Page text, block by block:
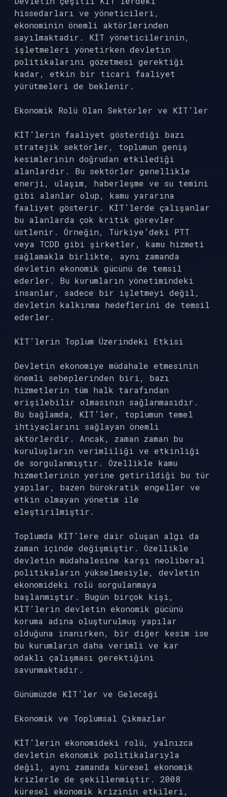
hissedarları ve yöneticileri,
ekonominin önemli aktörlerinden
sayılmaktadır. KİT yöneticilerinin,
işletmeleri yönetirken devletin
politikalarını gözetmesi gerektiği
kadar, etkin bir ticari faaliyet
yürütmeleri de beklenir.
Ekonomik Rolü Olan Sektörler ve KİT’ler
KİT’lerin faaliyet gösterdiği bazı
stratejik sektörler, toplumun geniş
kesimlerinin doğrudan etkilediği
alanlardır. Bu sektörler genellikle
enerji, ulaşım, haberleşme ve su temini
gibi alanlar olup, kamu yararına
faaliyet gösterir. KİT’lerde çalışanlar
bu alanlarda çok kritik görevler
üstlenir. Örneğin, Türkiye’deki PTT
veya TCDD gibi şirketler, kamu hizmeti
sağlamakla birlikte, aynı zamanda
devletin ekonomik gücünü de temsil
ederler. Bu kurumların yönetimindeki
insanlar, sadece bir işletmeyi değil,
devletin kalkınma hedeflerini de temsil
ederler.
KİT’lerin Toplum Üzerindeki Etkisi
Devletin ekonomiye müdahale etmesinin
önemli sebeplerinden biri, bazı
hizmetlerin tüm halk tarafından
erişilebilir olmasının sağlanmasıdır.
Bu bağlamda, KİT’ler, toplumun temel
ihtiyaçlarını sağlayan önemli
aktörlerdir. Ancak, zaman zaman bu
kuruluşların verimliliği ve etkinliği
de sorgulanmıştır. Özellikle kamu
hizmetlerinin yerine getirildiği bu tür
yapılar, bazen bürokratik engeller ve
etkin olmayan yönetim ile
eleştirilmiştir.
Toplumda KİT’lere dair oluşan algı da
zaman içinde değişmiştir. Özellikle
devletin müdahalesine karşı neoliberal
politikaların yükselmesiyle, devletin
ekonomideki rolü sorgulanmaya
başlanmıştır. Bugün birçok kişi,
KİT’lerin devletin ekonomik gücünü
koruma adına oluşturulmuş yapılar
olduğuna inanırken, bir diğer kesim ise
bu kurumların daha verimli ve kar
odaklı çalışması gerektiğini
savunmaktadır.
Günümüzde KİT’ler ve Geleceği
Ekonomik ve Toplumsal Çıkmazlar
KİT’lerin ekonomideki rolü, yalnızca
devletin ekonomik politikalarıyla
değil, aynı zamanda küresel ekonomik
krizlerle de şekillenmiştir. 2008
küresel ekonomik krizinin etkileri,